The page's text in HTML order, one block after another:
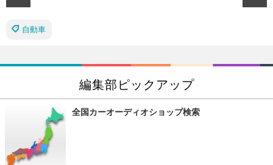
自動車
編集部ピックアップ
全国カーオーディオショップ検索